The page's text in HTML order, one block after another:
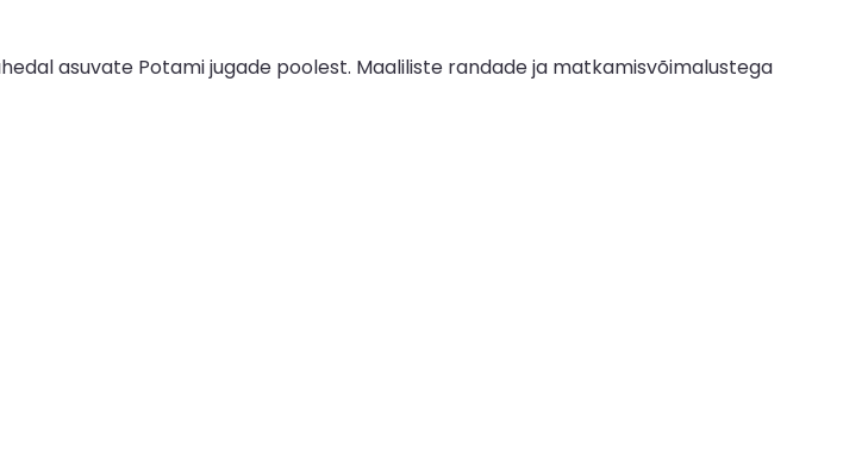
asuvate Potami jugade poolest. Maaliliste randade ja matkamisvõimalustega